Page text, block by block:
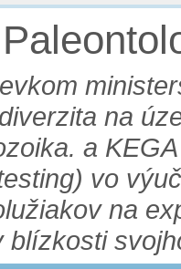
na
a
vo
na